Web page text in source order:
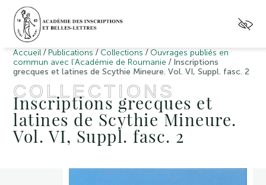
Accueil / Publications / Collections / Ouvrages publiés en
commun avec l’Académie de Roumanie / Inscriptions
grecques et latines de Scythie Mineure. Vol. VI, Suppl. fasc. 2
COLLECTIONS
Inscriptions grecques et
latines de Scythie Mineure.
Vol. VI, Suppl. fasc. 2